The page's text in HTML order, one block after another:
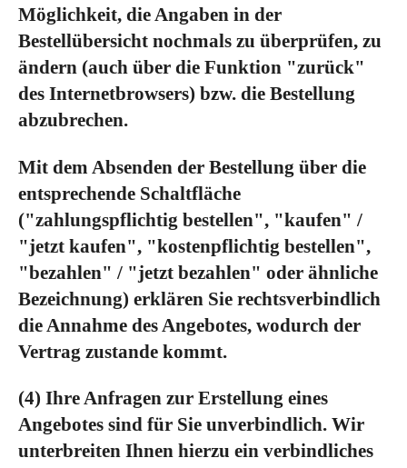
Möglichkeit, die Angaben in der
Bestellübersicht nochmals zu überprüfen, zu
ändern (auch über die Funktion "zurück"
des Internetbrowsers) bzw. die Bestellung
abzubrechen.
Mit dem Absenden der Bestellung über die
entsprechende Schaltfläche
("zahlungspflichtig bestellen", "kaufen" /
"jetzt kaufen", "kostenpflichtig bestellen",
"bezahlen" / "jetzt bezahlen" oder ähnliche
Bezeichnung) erklären Sie rechtsverbindlich
die Annahme des Angebotes, wodurch der
Vertrag zustande kommt.
(4) Ihre Anfragen zur Erstellung eines
Angebotes sind für Sie unverbindlich. Wir
unterbreiten Ihnen hierzu ein verbindliches